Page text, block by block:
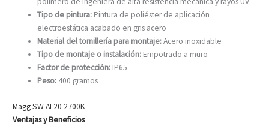
Tipo de pintura: Pintura de poliéster de aplicación
electroestática acabado en gris acero
Material del tornillería para montaje:Acero inoxidable
Tipo de montaje o instalación: Empotrado a muro
Factor de protección: IP65
Peso: 400 gramos
Magg SW AL20 2700K
Ventajas y Beneficios